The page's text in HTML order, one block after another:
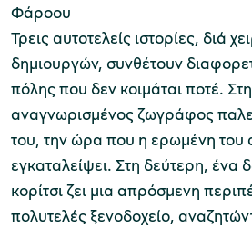
Φάροου
Τρεις αυτοτελείς ιστορίες, διά
δημιουργών, συνθέτουν
πόλης που δεν κοιμάται ποτέ.
αναγνωρισμένος ζωγράφος
του, την ώρα που η ερωμένη του
εγκαταλείψει. Στη δεύτερη, ένα
κορίτσι ζει μια απρόσμενη
πολυτελές ξενοδοχείο,